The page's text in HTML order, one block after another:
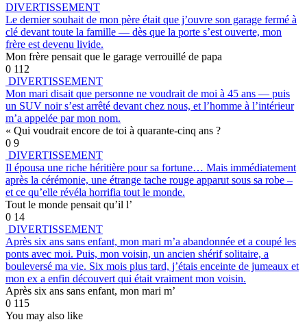
DIVERTISSEMENT
Le dernier souhait de mon père était que j’ouvre son garage fermé à
clé devant toute la famille — dès que la porte s’est ouverte, mon
frère est devenu livide.
Mon frère pensait que le garage verrouillé de papa
0 112
DIVERTISSEMENT
Mon mari disait que personne ne voudrait de moi à 45 ans — puis
un SUV noir s’est arrêté devant chez nous, et l’homme à l’intérieur
m’a appelée par mon nom.
« Qui voudrait encore de toi à quarante-cinq ans ?
0 9
DIVERTISSEMENT
Il épousa une riche héritière pour sa fortune… Mais immédiatement
après la cérémonie, une étrange tache rouge apparut sous sa robe –
et ce qu’elle révéla horrifia tout le monde.
Tout le monde pensait qu’il l’
0 14
DIVERTISSEMENT
Après six ans sans enfant, mon mari m’a abandonnée et a coupé les
ponts avec moi. Puis, mon voisin, un ancien shérif solitaire, a
bouleversé ma vie. Six mois plus tard, j’étais enceinte de jumeaux et
mon ex a enfin découvert qui était vraiment mon voisin.
Après six ans sans enfant, mon mari m’
0 115
You may also like